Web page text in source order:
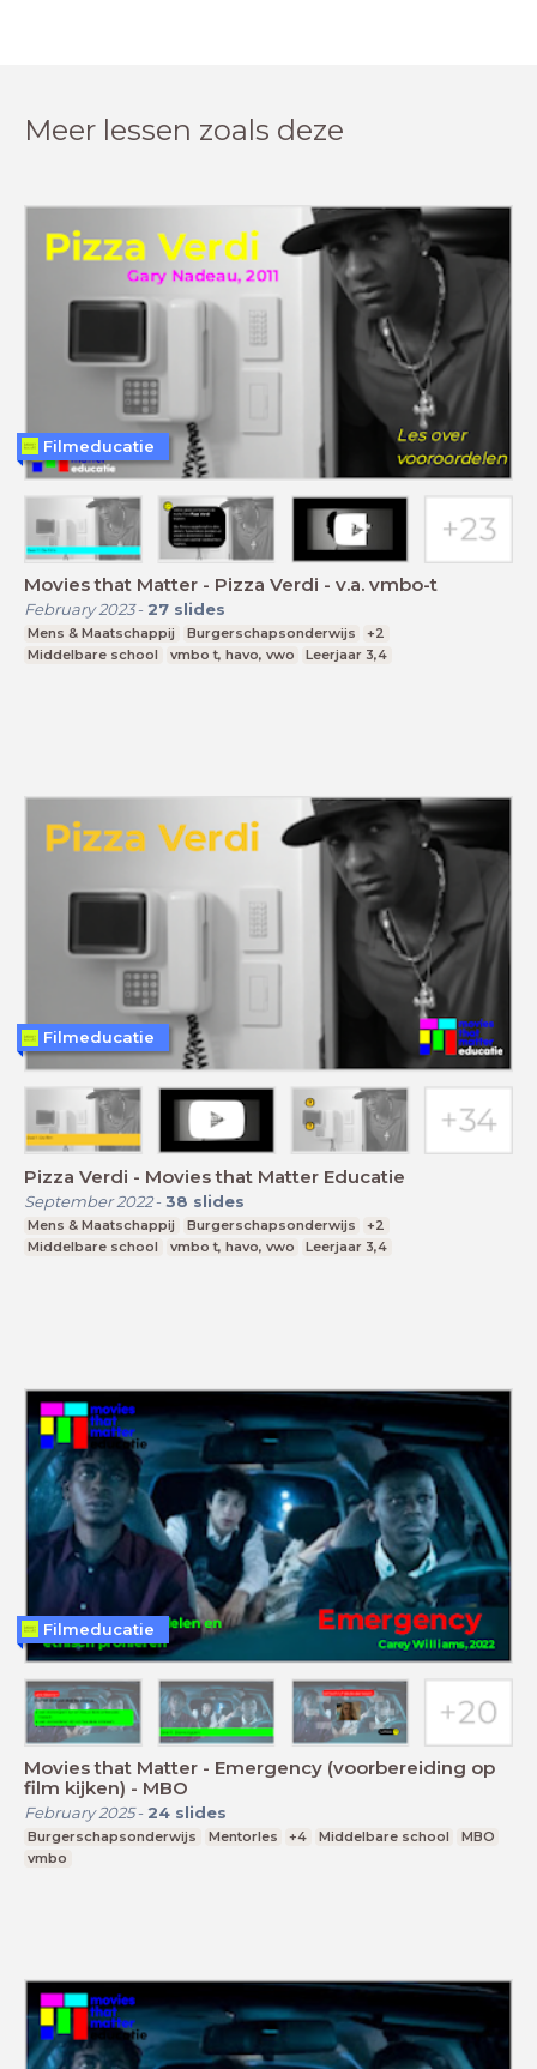
Meer lessen zoals deze
Movies that Matter - Pizza Verdi - v.a. vmbo-t
February 2023- 27 slides
Mens & Maatschappij Burgerschapsonderwijs
+2
Middelbare school
vmbo t, havo, vwo Leerjaar 3,4
Filmeducatie
Pizza Verdi - Movies that Matter Educatie
September 2022- 38 slides
Mens & Maatschappij Burgerschapsonderwijs
+2
Middelbare school
vmbo t, havo, vwo Leerjaar 3,4
Filmeducatie
Movies that Matter - Emergency (voorbereiding op
film kijken) - MBO
February 2025- 24 slides
Burgerschapsonderwijs Mentorles +4 Middelbare school
MBO
vmbo
Filmeducatie